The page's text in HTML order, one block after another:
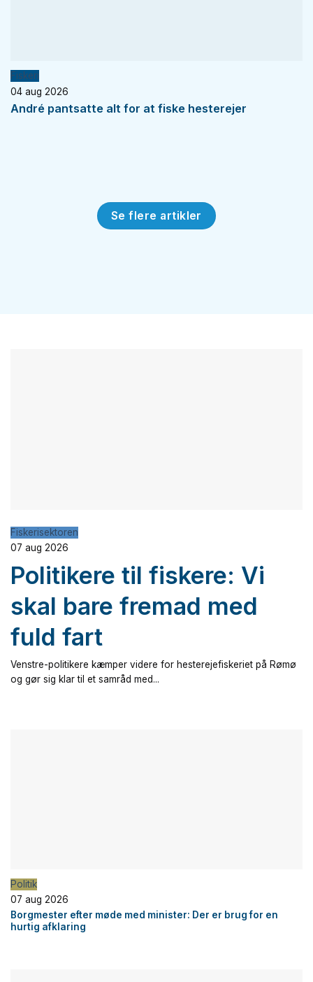
Fiskeri
04 aug 2026
André pantsatte alt for at fiske hesterejer
Se flere artikler
Fiskerisektoren
07 aug 2026
Politikere til fiskere: Vi
skal bare fremad med
fuld fart
Venstre-politikere kæmper videre for hesterejefiskeriet på Rømø
og gør sig klar til et samråd med...
Politik
07 aug 2026
Borgmester efter møde med minister: Der er brug for en
hurtig afklaring